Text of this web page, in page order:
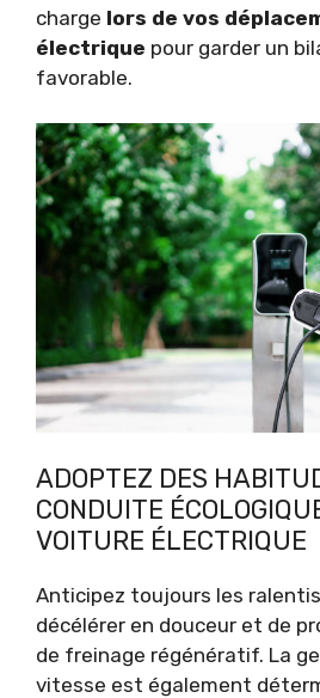
charge lors de vos
électrique pour garder un
favorable.
ADOPTEZ DES
CONDUITE
VOITURE ÉLECTRIQUE
Anticipez toujours les
décélérer en douceur et de
de freinage régénératif. La
vitesse est également